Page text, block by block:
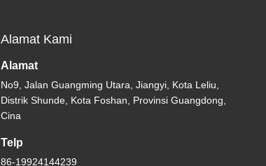
Alamat Kami
Alamat
No9, Jalan Guangming Utara, Jiangyi, Kota Leliu,
Distrik Shunde, Kota Foshan, Provinsi Guangdong,
Cina
Telp
86-19924144239